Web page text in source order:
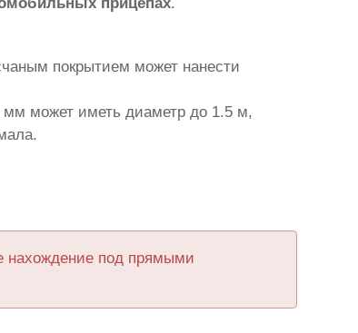
покрытием может нанести
мм может иметь диаметр до 1.5 м,
нахождение под прямыми